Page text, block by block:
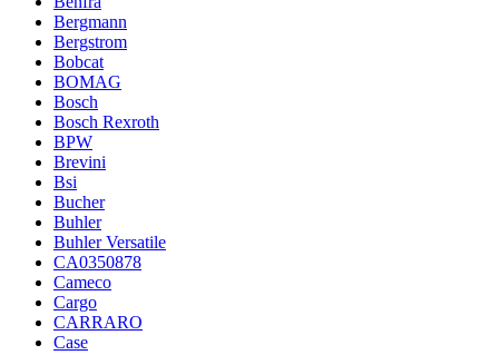
Bergmann
Bergstrom
Bobcat
BOMAG
Bosch
Bosch Rexroth
BPW
Brevini
Bsi
Bucher
Buhler
Buhler Versatile
CA0350878
Cameco
Cargo
CARRARO
Case